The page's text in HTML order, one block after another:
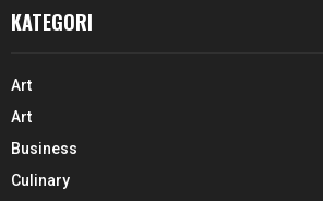
KATEGORI
Art
Art
Business
Culinary